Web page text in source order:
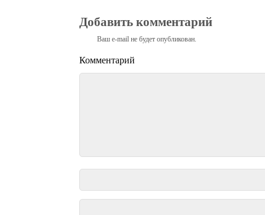
Добавить комментарий
Ваш e-mail не будет опубликован.
Комментарий